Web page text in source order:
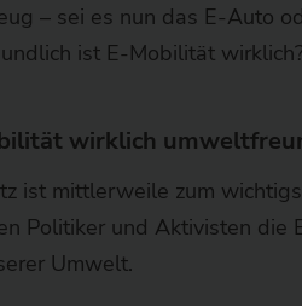
– sei es nun das E-Auto
ist E-Mobilität
wirklich
ist mittlerweile zum
Politiker und Aktivisten
Umwelt.